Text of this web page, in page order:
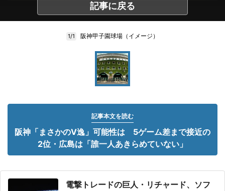
記事に戻る
1/1 阪神甲子園球場（イメージ）
記事本文を読む
阪神「まさかのV逸」可能性は 5ゲーム差まで接近の
2位・広島は「誰一人あきらめていない」
電撃トレードの巨人・リチャード、ソフ